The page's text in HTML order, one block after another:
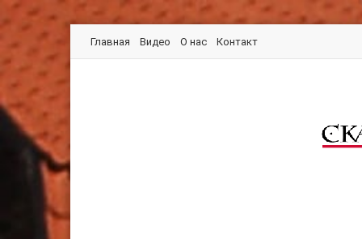
Главная Видео О нас Контакт